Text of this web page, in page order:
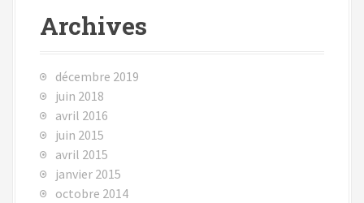
Archives
décembre 2019
juin 2018
avril 2016
juin 2015
avril 2015
janvier 2015
octobre 2014